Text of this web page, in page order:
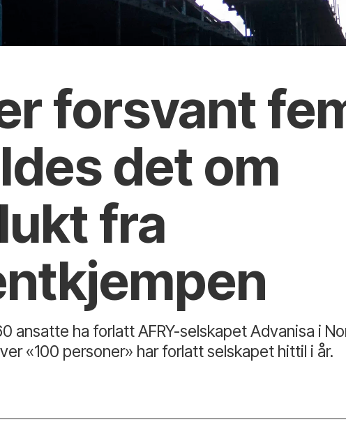
forsvant
det om
fra
ansatte ha forlatt AFRY-selskapet Advanisa i
«100 personer» har forlatt selskapet hittil i år.